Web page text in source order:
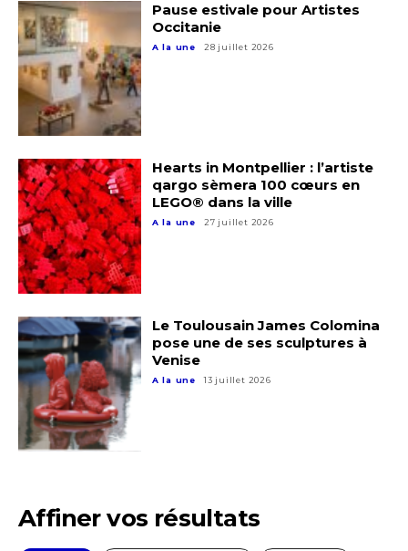
Adresse email*
Prénom
Statut / Organisation
J'accepte lestermes et conditions
* Champ obligatoire
Adresse email*
Nom
Prénom
Statut / Organisation
Pause estivale pour Artistes
Occitanie
A la une 28 juillet 2026
Hearts in Montpellier : l’artiste
qargo sèmera 100 cœurs en
LEGO® dans la ville
A la une 27 juillet 2026
Le Toulousain James Colomina
pose une de ses sculptures à
Venise
A la une 13 juillet 2026
Affiner vos résultats